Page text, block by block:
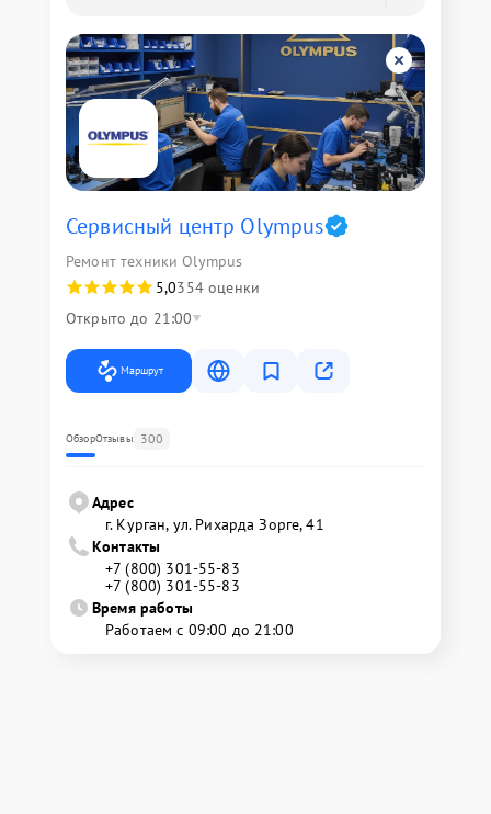
Сервисный центр Olympus
Ремонт техники Olympus
5,0354 оценки
Открыто до 21:00
Маршрут
ОбзорОтзывы 300
Адрес
г. Курган, ул. Рихарда Зорге, 41
Контакты
+7 (800) 301-55-83
+7 (800) 301-55-83
Время работы
Работаем с 09:00 до 21:00